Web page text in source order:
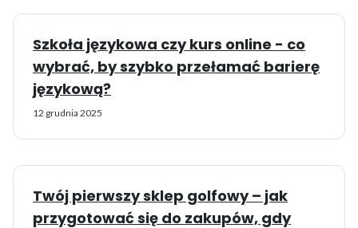
Szkoła językowa czy kurs online - co
wybrać, by szybko przełamać barierę
językową?
12 grudnia 2025
Twój pierwszy sklep golfowy – jak
przygotować się do zakupów, gdy